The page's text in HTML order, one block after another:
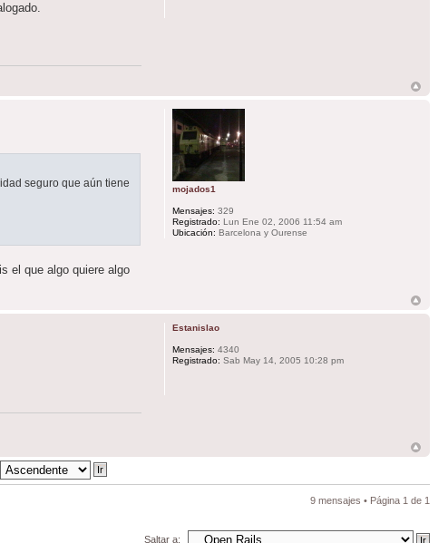
seguro que aún tiene
el que algo quiere algo
mojados1
Mensajes: 329
Registrado: Lun Ene 02, 2006 11:54 am
Ubicación: Barcelona y Ourense
Estanislao
Mensajes: 4340
Registrado: Sab May 14, 2005 10:28 pm
9 mensajes • Página 1 de 1
Saltar a: